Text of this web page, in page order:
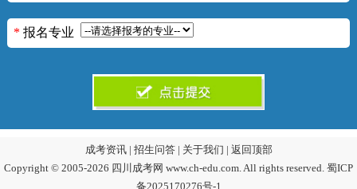
* 报名专业
成考资讯| 招生问答| 关于我们 | 返回顶部
Copyright © 2005-2026 四川成考网 www.ch-edu.com. All rights reserved. 蜀ICP
备2025170276号-1